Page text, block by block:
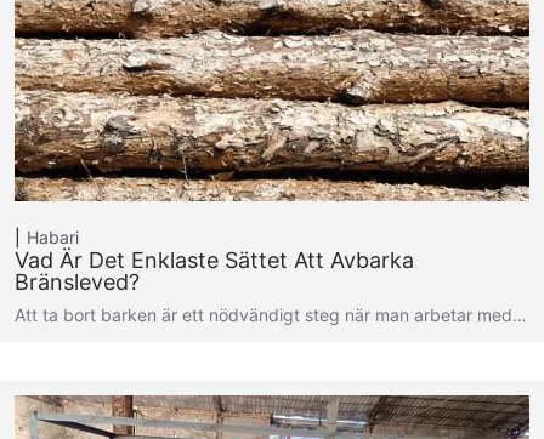
Habari
Vad Är Det Enklaste Sättet Att Avbarka
Bränsleved?
Att ta bort barken är ett nödvändigt steg när man arbetar med…